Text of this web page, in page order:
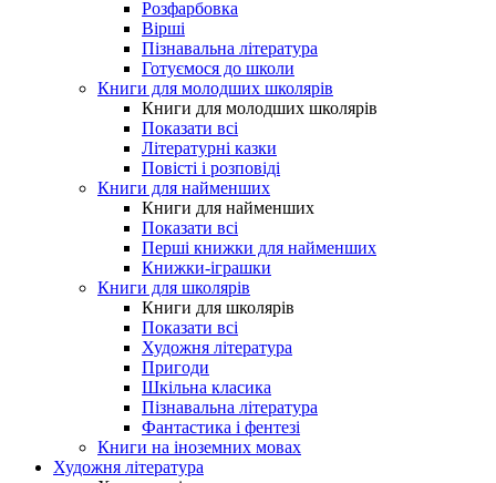
Розфарбовка
Вірші
Пізнавальна література
Готуємося до школи
Книги для молодших школярів
Книги для молодших школярів
Показати всі
Літературні казки
Повісті і розповіді
Книги для найменших
Книги для найменших
Показати всі
Перші книжки для найменших
Книжки-іграшки
Книги для школярів
Книги для школярів
Показати всі
Художня література
Пригоди
Шкільна класика
Пізнавальна література
Фантастика і фентезі
Книги на іноземних мовах
Художня література